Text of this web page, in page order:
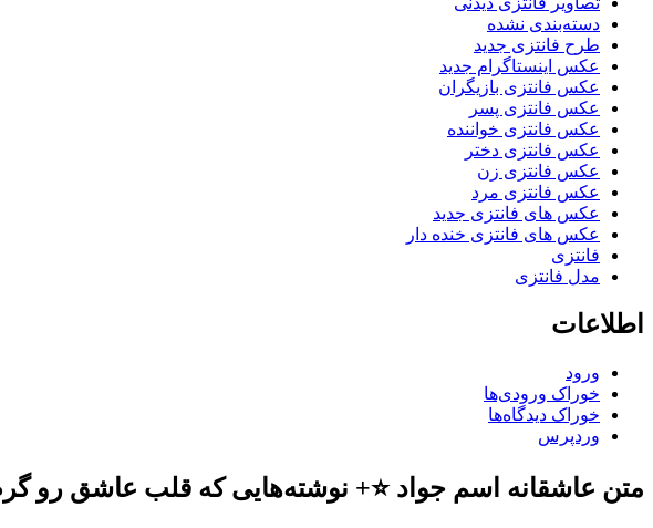
دسته‌بندی نشده
طرح فانتزی جدید
عکس اینستاگرام جدید
عکس فانتزی بازیگران
عکس فانتزی پسر
عکس فانتزی خواننده
عکس فانتزی دختر
عکس فانتزی زن
عکس فانتزی مرد
عکس های فانتزی جدید
عکس های فانتزی خنده دار
فانتزی
مدل فانتزی
اطلاعات
ورود
خوراک ورودی‌ها
خوراک دیدگاه‌ها
وردپرس
متن عاشقانه اسم جواد ⭐️+ نوشته‌هایی که قلب عاشق رو